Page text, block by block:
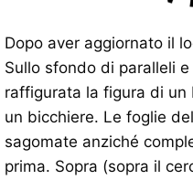
Dopo aver aggiornato il
Sullo sfondo di paralleli
raffigurata la figura di
un bicchiere. Le foglie
sagomate anziché
prima. Sopra (sopra il